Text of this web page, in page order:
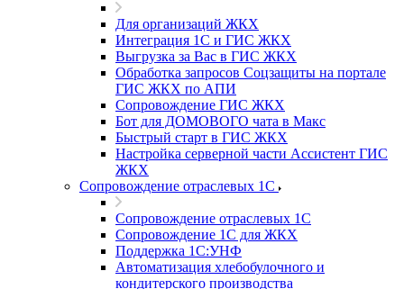
Для организаций ЖКХ
Интеграция 1С и ГИС ЖКХ
Выгрузка за Вас в ГИС ЖКХ
Обработка запросов Соцзащиты на портале
ГИС ЖКХ по АПИ
Сопровождение ГИС ЖКХ
Бот для ДОМОВОГО чата в Макс
Быстрый старт в ГИС ЖКХ
Настройка серверной части Ассистент ГИС
ЖКХ
Сопровождение отраслевых 1С
Сопровождение отраслевых 1С
Сопровождение 1С для ЖКХ
Поддержка 1С:УНФ
Автоматизация хлебобулочного и
кондитерского производства